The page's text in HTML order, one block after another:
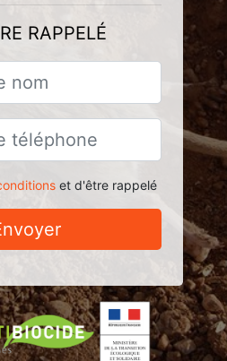
RAPPELÉ
et d'être rappelé